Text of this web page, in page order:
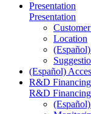
Presentation
Presentation
Location
(Español)
R&D Financing
R&D Financing